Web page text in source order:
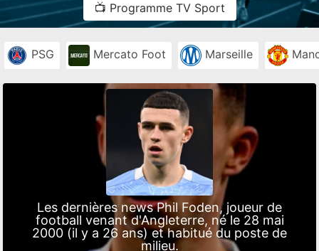
📺 Programme TV Sport
PSG Mercato Foot Marseille
Les dernières news Phil Foden, joueur de
football venant d'Angleterre, né le 28 mai
2000 (il y a 26 ans) et habitué du poste de
milieu.